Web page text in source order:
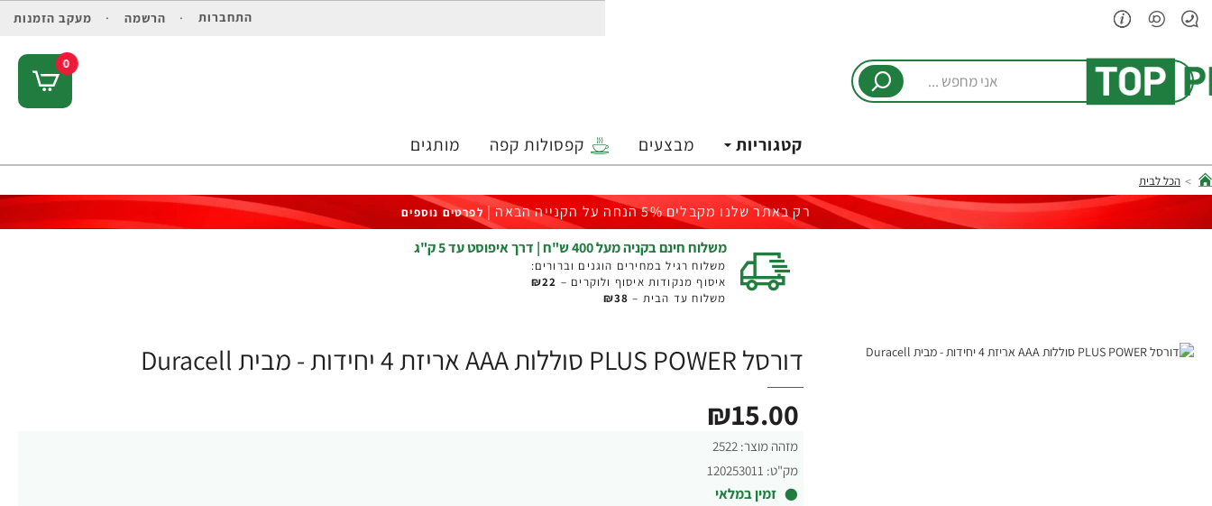
התחברות הרשמה מעקב הזמנות
מחפש
0
קטגוריות מבצעים קפסולות קפה מותגים
home
הכל לבית
רק באתר שלנו מקבלים 5% הנחה על הקנייה הבאה | לפרטים נוספים
משלוח חינם בקניה מעל 400 ש"ח | דרך איפוסט עד 5 ק"ג
משלוח רגיל במחירים הוגנים וברורים:
איסוף מנקודות איסוף ולוקרים – ₪22
משלוח עד הבית – ₪38
דורסל PLUS POWER סוללות AAA אריזת 4 יחידות - מבית Duracell
מזהה מוצר: 2522
מק"ט: 120253011
זמין במלאי
₪15.00